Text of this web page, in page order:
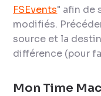
FSEvents" afin de
modifiés.
source et la
différence (pour
Mon Time